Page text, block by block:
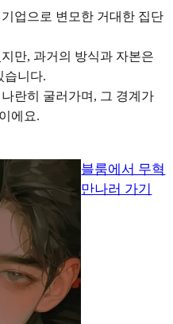
업으로 변모한 거대한 집단
만, 과거의 방식과 자본은
습니다.
란히 굴러가며, 그 경계가
에요.
블룸에서 무혁
만나러 가기